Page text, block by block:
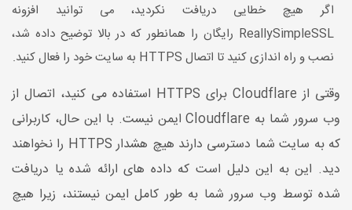
اگر هیچ خطایی دریافت نکردید، می توانید افزونه
ReallySimpleSSL رایگان را همانطور که در بالا توضیح داده شد،
نصب و راه اندازی کنید تا اتصال HTTPS به سایت خود را فعال کنید.
وقتی از Cloudflare برای HTTPS استفاده می کنید، اتصال از
وب سرور شما به Cloudflare ایمن نیست. با این حال، کاربرانی
که به سایت شما دسترسی دارند هیچ هشدار HTTPS را نخواهند
دید. این به این دلیل است که داده های ارائه شده یا دریافت
شده توسط وب سرور شما به طور کامل ایمن نیستند، زیرا هیچ